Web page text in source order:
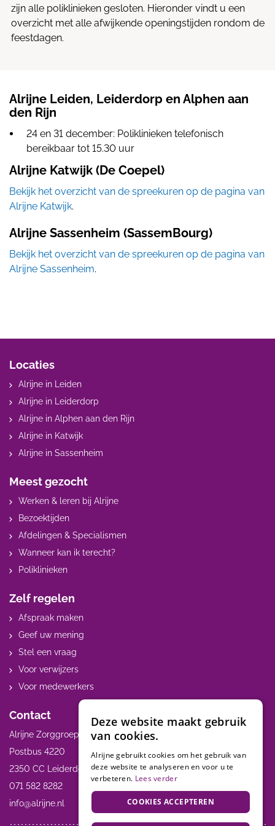
zijn alle poliklinieken gesloten. Hieronder vindt u een
overzicht met alle afwijkende openingstijden rondom de
feestdagen.
Alrijne Leiden, Leiderdorp en Alphen aan
den Rijn
24 en 31 december: Poliklinieken telefonisch
bereikbaar tot 15.30 uur
Alrijne Katwijk (De Coepel)
Bekijk het overzicht van de spreekuren op de pagina van
Alrijne Katwijk.
Alrijne Sassenheim (SassemBourg)
Bekijk het overzicht van de spreekuren op de pagina van
Alrijne Sassenheim.
Locaties
Alrijne in Leiden
Alrijne in Leiderdorp
Alrijne in Alphen aan den Rijn
Alrijne in Katwijk
Alrijne in Sassenheim
Meest gezocht
Werken & leren bij Alrijne
Bezoektijden
Afdelingen & Specialismen
Wanneer kan ik terecht?
Poliklinieken
Zelf regelen
Afspraak maken
Geef uw mening
Stel een vraag
Voor verwijzers
Voor medewerkers
Contact
Alrijne Zorggroep
Postbus 4220
2350 CC Leiderdorp
071 582 8282
info@alrijne.nl
Deze website maakt gebruik
van cookies.
Alrijne gebruikt cookies om het gebruik van
deze website te analyseren en voor u te
verbeteren. Lees verder
COOKIES ACCEPTEREN